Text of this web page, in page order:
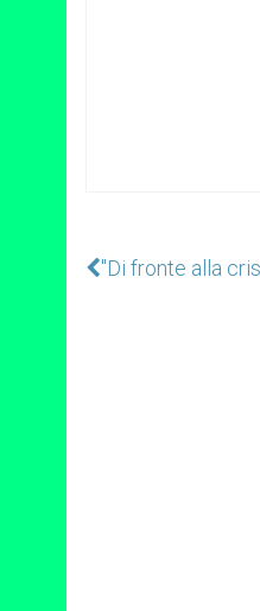
"Di fronte alla